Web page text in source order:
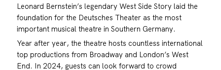
Leonard Bernstein’s legendary West Side Story laid the
foundation for the Deutsches Theater as the most
important musical theatre in Southern Germany.
Year after year, the theatre hosts countless international
top productions from Broadway and London’s West
End. In 2024, guests can look forward to crowd